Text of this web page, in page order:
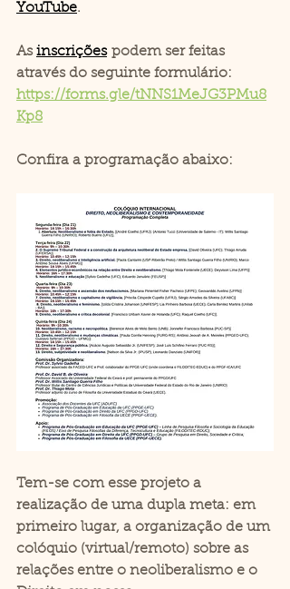
YouTube.
As inscrições podem ser feitas
através do seguinte formulário:
https://forms.gle/tNNS1MeJG3PMu8
Kp8
Confira a programação abaixo:
Tem-se com esse projeto a
realização de uma dupla meta: em
primeiro lugar, a organização de um
colóquio (virtual/remoto) sobre as
relações entre o neoliberalismo e o